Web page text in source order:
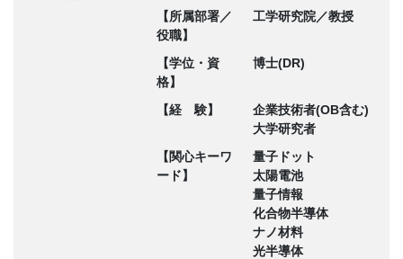
【所属部署／
役職】
工学研究院／教授
【学位・資
格】
博士(DR)
【経 験】
企業技術者(OB含む)
大学研究者
【関心キーワ
ード】
量子ドット
太陽電池
量子情報
化合物半導体
ナノ材料
光半導体